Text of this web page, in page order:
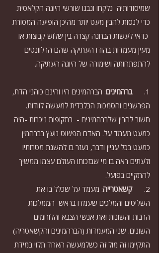
שמיסודותיה  נלקחו ונבנו שורשי היוגה הקלאסית.
כדי לנסות להבין מעט יותר מהיכן הופיעה המסורת
כדאי לעשות הבחנה קצרה בין שלוש קבוצות או
מעין מעמדות בהודו העתיקה שהם הרלוונטים
להתפתחותה ושימורה של היוגה העתיקה.
1. ברהמינים: הברהמינים היו והינם כוהני הדת,
הפרשנים והסמכות הבלבדית למעשה לוודות.
חשוב להבין שלברהמינים -  בתקופות ניכרות -היה
כמעט מעמד על. האדם הפשוט נועץ בברהמין
כמעט בכל עניין ודבר, נעזר בו להשגת מטרותיו
ולעתים ראה בו מי שבזכותו העולם עצמו ממשיך
להתקיים בפועל.
2.
קשאטרייה: מעמד על שכלל בו את
השליטים והמלכים שעמדו בראש  הממלכות
הרבות והשונות ואת אנשי הצבא והלוחמים
השונים. שני המעמדות (הברהמינים והקשאטריה)
התקיימו זה מול זה כשלמעשה האחד תלוי במידת